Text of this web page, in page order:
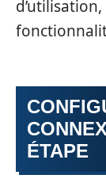
ÉTAPE